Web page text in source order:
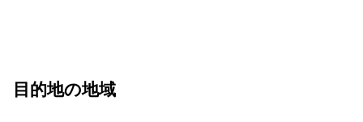
目的地の地域